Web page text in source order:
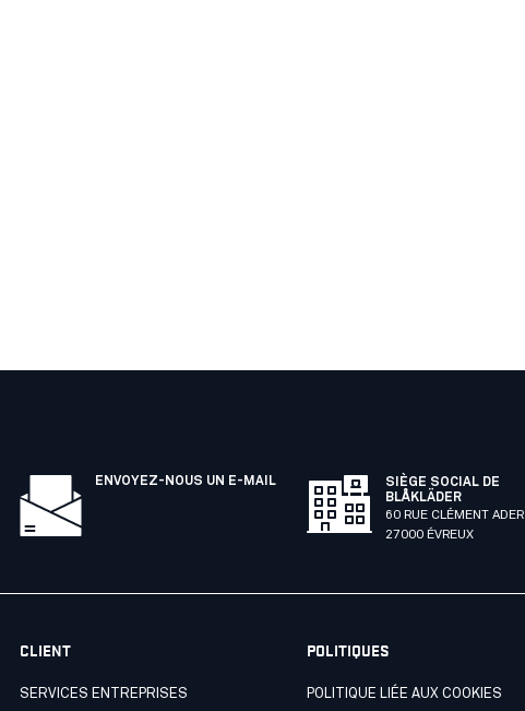
ENVOYEZ-NOUS UN E-MAIL
SIÈGE SOCIAL DE
BLÅKLÄDER
60 RUE CLÉMENT ADER
27000 ÉVREUX
CLIENT
SERVICES ENTREPRISES
POLITIQUES
POLITIQUE LIÉE AUX COOKIES